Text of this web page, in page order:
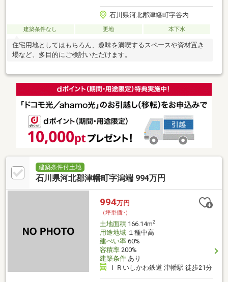
石川県河北郡津幡町字谷内
建築条件なし 更地 本下水
住宅用地としてはもちろん、趣味を満喫するスペースや資材置き
場など、多目的にご検討いただけます。
建築条件付土地
石川県河北郡津幡町字潟端 994万円
994万円
（坪単価:-）
土地面積166.14m2
用途地域１種中高
建ぺい率60%
容積率200%
建築条件あり
ＩＲいしかわ鉄道 津幡駅 徒歩21分